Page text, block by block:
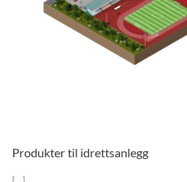
Produkter til idrettsanlegg